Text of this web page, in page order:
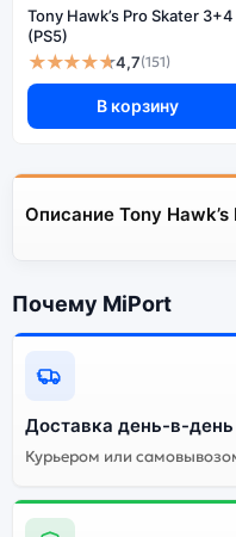
Tony Hawk’s Pro Skater 3+4
(PS5)
★★★★★4,7(151)
В корзину
Описание Tony
Почему MiPort
Доставка день-в-
Курьером или